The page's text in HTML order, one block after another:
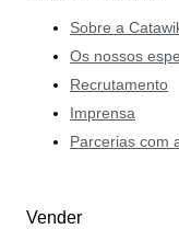
Sobre a
Os nossos
Recrutamento
Imprensa
Parcerias com
Vender